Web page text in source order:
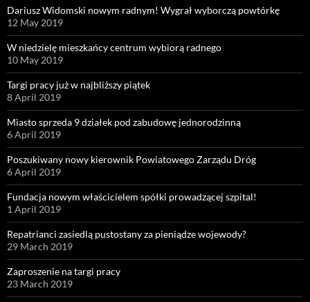
Dariusz Widomski nowym radnym! Wygrał wyborczą powtórkę
12 May 2019
W niedzielę mieszkańcy centrum wybiorą radnego
10 May 2019
Targi pracy już w najbliższy piątek
8 April 2019
Miasto sprzeda 9 działek pod zabudowę jednorodzinną
6 April 2019
Poszukiwany nowy kierownik Powiatowego Zarządu Dróg
6 April 2019
Fundacja nowym właścicielem spółki prowadzącej szpital!
1 April 2019
Repatrianci zasiedlą pustostany za pieniądze wojewody?
29 March 2019
Zaproszenie na targi pracy
23 March 2019